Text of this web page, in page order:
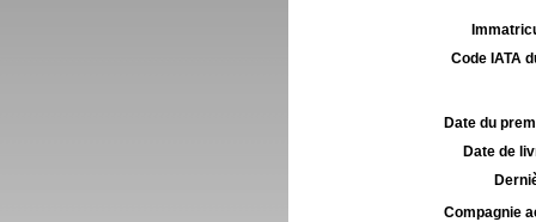
Code IATA
Date du
Date de
Compagnie